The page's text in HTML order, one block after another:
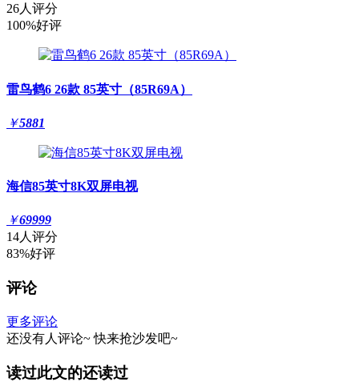
26人评分
100%好评
雷鸟鹤6 26款 85英寸（85R69A）
￥5881
海信85英寸8K双屏电视
￥69999
14人评分
83%好评
评论
更多评论
还没有人评论~ 快来抢沙发吧~
读过此文的还读过